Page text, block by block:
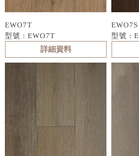
EWO7T
型號 : EWO7T
詳細資料
EWO7S
型號 :